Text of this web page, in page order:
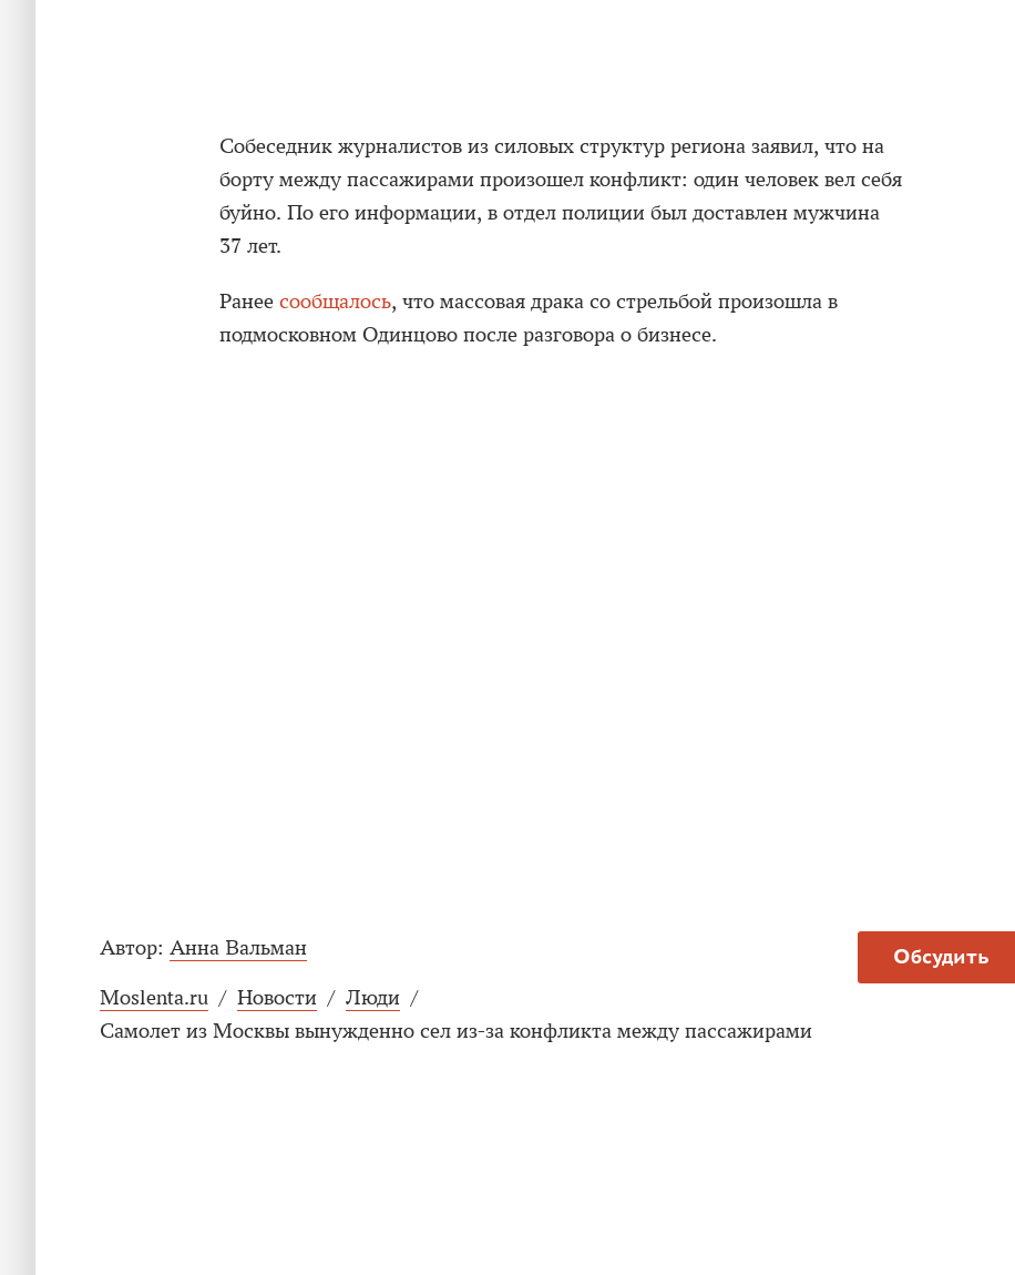
Собеседник журналистов из силовых структур региона заявил, что на
борту между пассажирами произошел конфликт: один человек вел себя
буйно. По его информации, в отдел полиции был доставлен мужчина
37 лет.
Ранее сообщалось, что массовая драка со стрельбой произошла в
подмосковном Одинцово после разговора о бизнесе.
Обсудить
Автор: Анна Вальман
Moslenta.ru / Новости / Люди /
Самолет из Москвы вынужденно сел из-за конфликта между пассажирами